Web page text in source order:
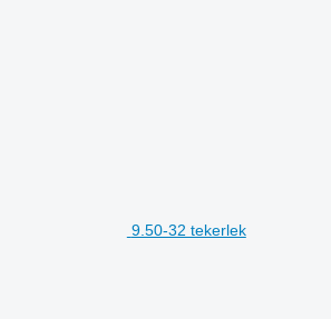
9.50-32 tekerlek